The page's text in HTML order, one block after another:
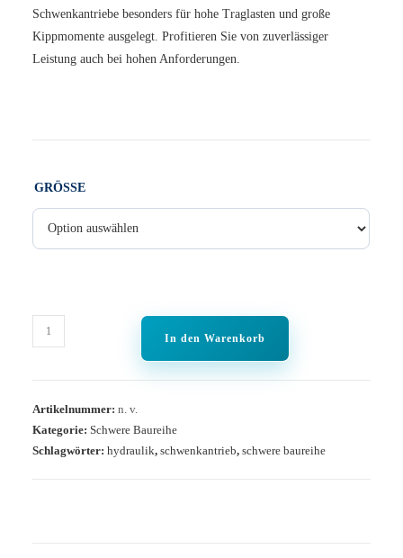
Schwenkantriebe besonders für hohe Traglasten und große
Kippmomente ausgelegt. Profitieren Sie von zuverlässiger
Leistung auch bei hohen Anforderungen.
GRÖSSE
In den Warenkorb
Artikelnummer:n. v.
Kategorie:Schwere Baureihe
Schlagwörter:hydraulik,schwenkantrieb,schwere baureihe